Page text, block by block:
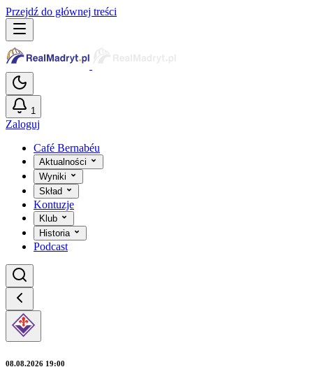
Przejdź do głównej treści
1
Zaloguj
Café Bernabéu
Aktualności
Wyniki
Skład
Kontuzje
Klub
Historia
Podcast
08.08.2026 19:00